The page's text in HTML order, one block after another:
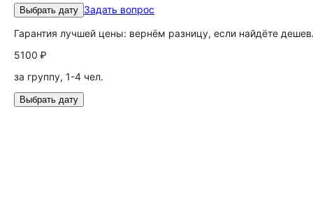
Выбрать дату Задать вопрос
Гарантия лучшей цены: вернём разницу, если найдёте
5100 ₽
за группу, 1-4 чел.
Выбрать дату